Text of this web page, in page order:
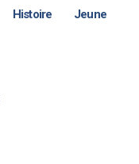
Histoire Jeune